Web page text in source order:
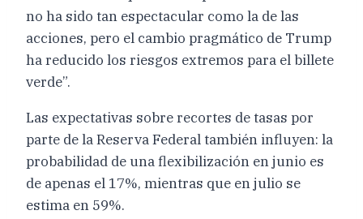
no ha sido tan espectacular como la de las
acciones, pero el cambio pragmático de Trump
ha reducido los riesgos extremos para el billete
verde”.
Las expectativas sobre recortes de tasas por
parte de la Reserva Federal también influyen: la
probabilidad de una flexibilización en junio es
de apenas el 17%, mientras que en julio se
estima en 59%.